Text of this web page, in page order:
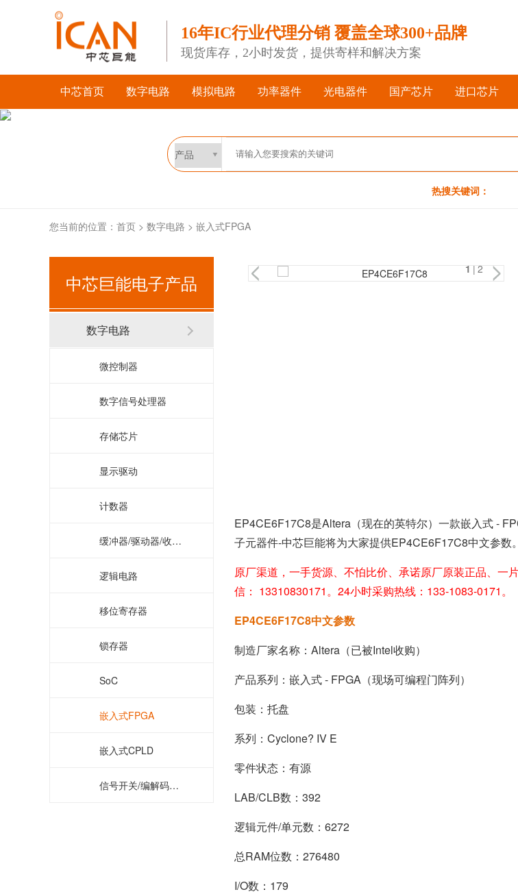
16年IC行业代理分销 覆盖全球300+品牌
现货库存，2小时发货，提供寄样和解决方案
中芯首页 数字电路 模拟电路 功率器件 光电器件 国产芯片 进口芯片
热搜关键词：
您当前的位置： 首页 > 数字电路 > 嵌入式FPGA
中芯巨能电子产品
数字电路
微控制器
数字信号处理器
存储芯片
显示驱动
计数器
缓冲器/驱动器/收发器
逻辑电路
移位寄存器
锁存器
SoC
嵌入式FPGA
嵌入式CPLD
信号开关/编解码器/多路复用器
1|2
EP4CE6F17C8是Altera（现在的英特尔）一款嵌入式 -
子元器件-中芯巨能将为大家提供EP4CE6F17C8中文参数。
原厂渠道，一手货源、不怕比价、承诺原厂原装正品、一
信： 13310830171。24小时采购热线：133-1083-0171。
EP4CE6F17C8中文参数
制造厂家名称：Altera（已被Intel收购）
产品系列：嵌入式 - FPGA（现场可编程门阵列）
包装：托盘
系列：Cyclone? IV E
零件状态：有源
LAB/CLB数：392
逻辑元件/单元数：6272
总RAM位数：276480
I/O数：179